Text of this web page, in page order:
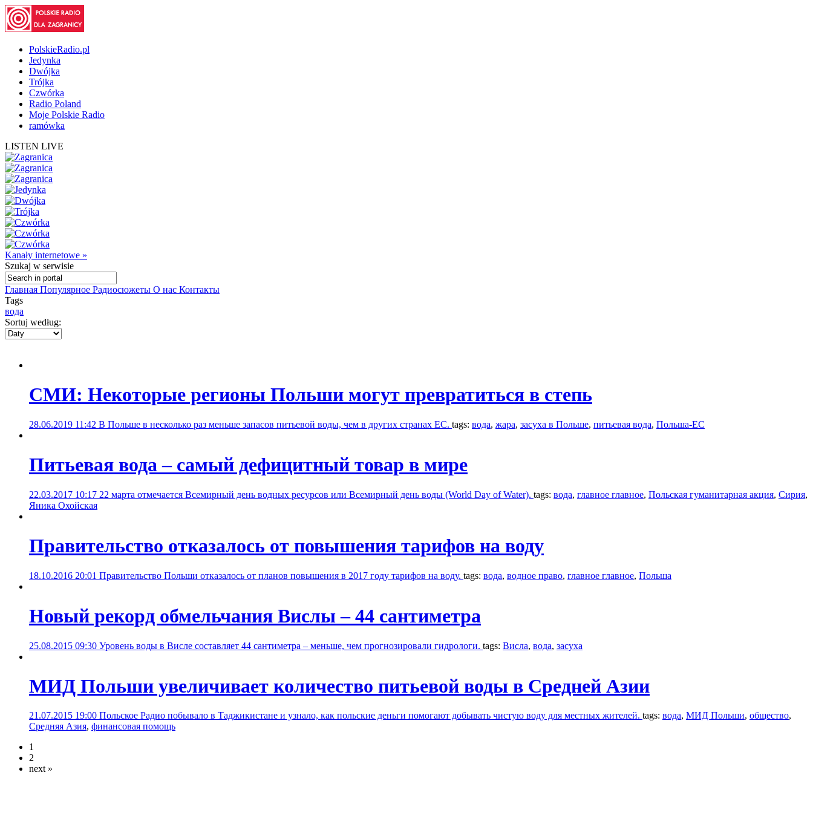
PolskieRadio.pl
Jedynka
Dwójka
Trójka
Czwórka
Radio Poland
Moje Polskie Radio
ramówka
LISTEN LIVE
Kanały internetowe »
Szukaj w serwisie
Главная Популярное Радиосюжеты О нас Контакты
Tags
вода
Sortuj według:
СМИ: Некоторые регионы Польши могут превратиться в степь
28.06.2019 11:42 В Польше в несколько раз меньше запасов питьевой воды, чем в других странах ЕС. tags: вода, жара, засуха в Польше, питьевая вода, Польша-ЕС
Питьевая вода – самый дефицитный товар в мире
22.03.2017 10:17 22 марта отмечается Всемирный день водных ресурсов или Всемирный день воды (World Day of Water). tags: вода, главное главное, Польская гуманитарная акция, Сирия,
Яника Охойская
Правительство отказалось от повышения тарифов на воду
18.10.2016 20:01 Правительство Польши отказалось от планов повышения в 2017 году тарифов на воду. tags: вода, водное право, главное главное, Польша
Новый рекорд обмельчания Вислы – 44 сантиметра
25.08.2015 09:30 Уровень воды в Висле составляет 44 сантиметра – меньше, чем прогнозировали гидрологи. tags: Висла, вода, засуха
МИД Польши увеличивает количество питьевой воды в Средней Азии
21.07.2015 19:00 Польское Радио побывало в Таджикистане и узнало, как польские деньги помогают добывать чистую воду для местных жителей. tags: вода, МИД Польши, общество,
Средняя Азия, финансовая помощь
1
2
next »